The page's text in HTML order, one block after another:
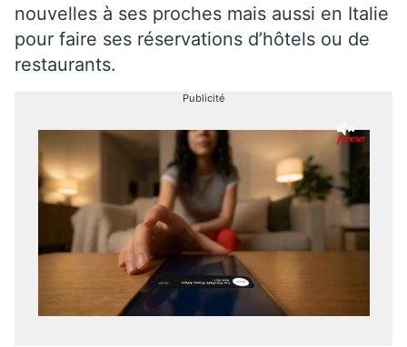
nouvelles à ses proches mais aussi en Italie
pour faire ses réservations d’hôtels ou de
restaurants.
Publicité